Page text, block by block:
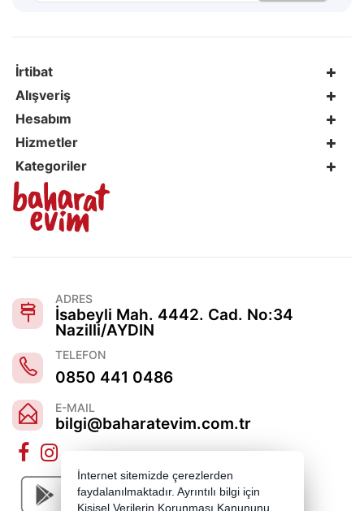
İrtibat
Alışveriş
Hesabım
Hizmetler
Kategoriler
ADRES
İsabeyli Mah. 4442. Cad. No:34
Nazilli/AYDIN
TELEFON
0850 441 0486
E-MAIL
bilgi@baharatevim.com.tr
İnternet sitemizde çerezlerden
faydalanılmaktadır. Ayrıntılı bilgi için
Kişisel Verilerin Korunması Kanununu,